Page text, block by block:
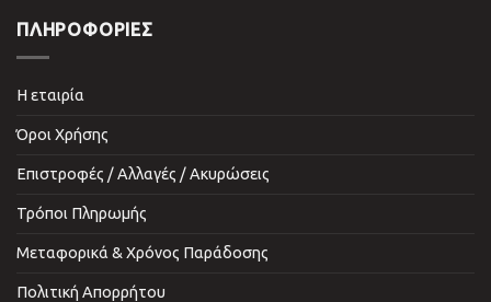
ΠΛΗΡΟΦΟΡΙΕΣ
Η εταιρία
Όροι Χρήσης
Επιστροφές / Αλλαγές / Ακυρώσεις
Τρόποι Πληρωμής
Μεταφορικά & Χρόνος Παράδοσης
Πολιτική Απορρήτου